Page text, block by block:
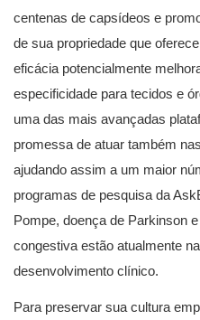
centenas de capsídeos e
de sua propriedade que
eficácia potencialmente
especificidade para tecidos e
uma das mais avançadas
promessa de atuar também
ajudando assim a um maior
programas de pesquisa da
Pompe, doença de Parkinson
congestiva estão atualmente
desenvolvimento clínico.
Para preservar sua cultura